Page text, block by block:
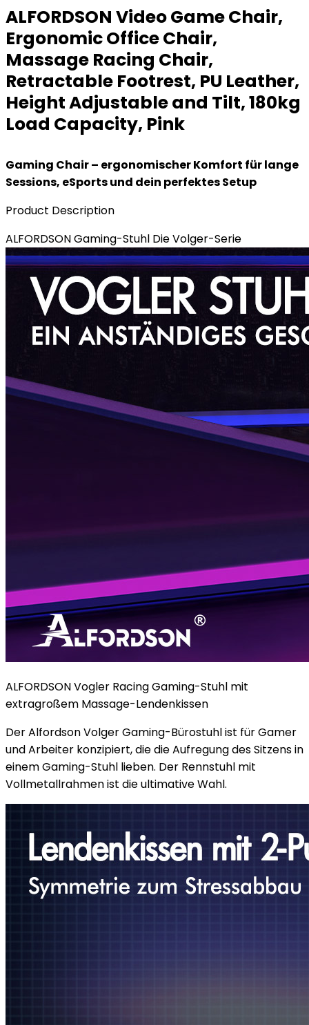
ALFORDSON Video Game Chair,
Ergonomic Office Chair,
Massage Racing Chair,
Retractable Footrest, PU Leather,
Height Adjustable and Tilt, 180kg
Load Capacity, Pink
Gaming Chair – ergonomischer Komfort für lange
Sessions, eSports und dein perfektes Setup
Product Description
ALFORDSON Gaming-Stuhl Die Volger-Serie
ALFORDSON Vogler Racing Gaming-Stuhl mit
extragroßem Massage-Lendenkissen
Der Alfordson Volger Gaming-Bürostuhl ist für Gamer
und Arbeiter konzipiert, die die Aufregung des Sitzens in
einem Gaming-Stuhl lieben. Der Rennstuhl mit
Vollmetallrahmen ist die ultimative Wahl.